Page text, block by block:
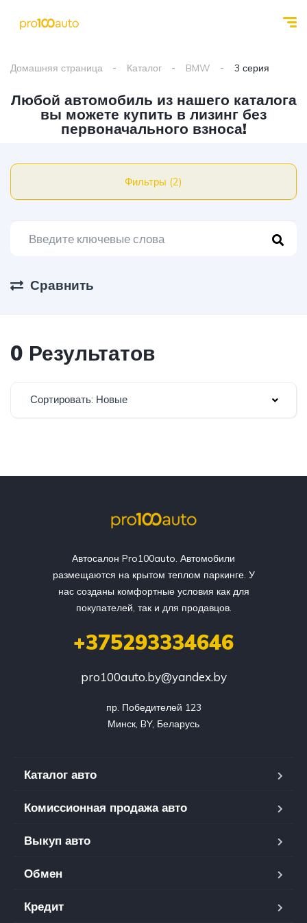
Домашняя страница Каталог BMW 3 серия
Любой автомобиль из нашего каталога
вы можете купить в лизинг без
первоначального взноса!
Фильтры (2)
Сравнить
0 Результатов
Сортировать: Новые
Автосалон Pro100auto. Автомобили
размещаются на крытом теплом паркинге. У
нас созданы комфортные условия как для
покупателей, так и для продавцов.
+375293334646
pro100auto.by@yandex.by
пр. Победителей 123
Минск, BY, Беларусь
Каталог авто
Комиссионная продажа авто
Выкуп авто
Обмен
Кредит